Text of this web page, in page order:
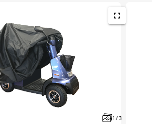
1 / 3